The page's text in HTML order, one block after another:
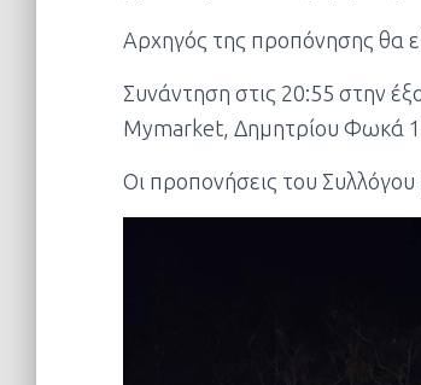
Αρχηγός της προπόνησης θα
Συνάντηση στις 20:55 στην
Mymarket, Δημητρίου Φωκά
Οι προπονήσεις του Συλλόγου